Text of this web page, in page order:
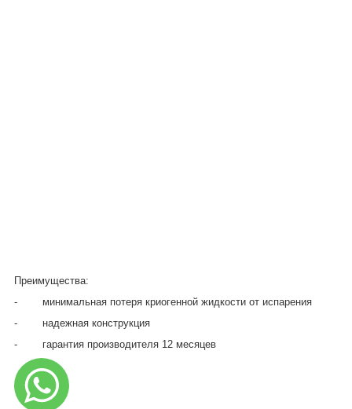
Преимущества:
- минимальная потеря криогенной жидкости от испарения
- надежная конструкция
- гарантия производителя 12 месяцев